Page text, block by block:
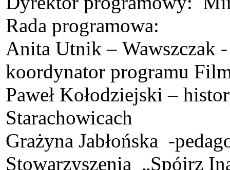
Rada programowa:
Anita Utnik – Wawszczak
koordynator programu
Paweł Kołodziejski –
Starachowicach
Grażyna Jabłońska -
Stowarzyszenia „Spójrz